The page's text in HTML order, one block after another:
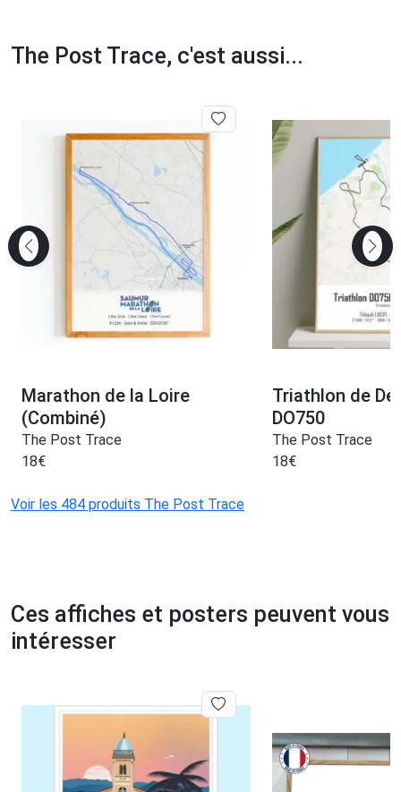
The Post Trace, c'est aussi...
Marathon de la Loire
(Combiné)
The Post Trace
18€
Triathlon de
DO750
The Post Trace
18€
Voir les 484 produits The Post Trace
Ces affiches et posters peuvent vous
intéresser